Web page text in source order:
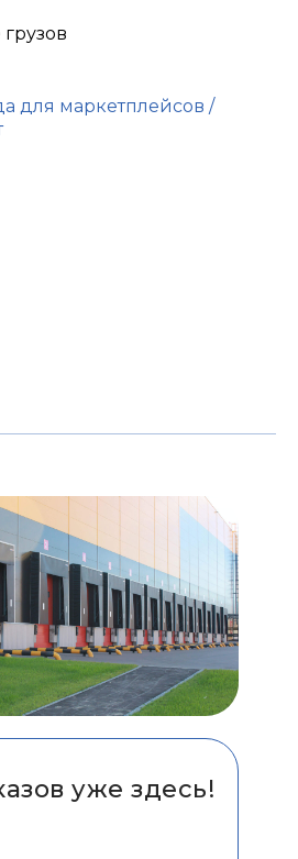
для маркетплейсов /
уже здесь!